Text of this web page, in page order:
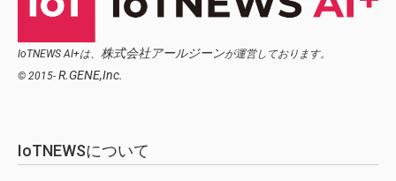
IoTNEWS AI+は、 株式会社アールジーンが運営しております。
© 2015- R.GENE,Inc.
IoTNEWSについて